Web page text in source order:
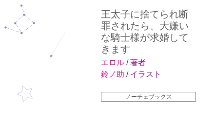
王太子に捨てられ断
罪されたら、大嫌い
な騎士様が求婚して
きます
エロル / 著者
鈴ノ助 / イラスト
ノーチェブックス